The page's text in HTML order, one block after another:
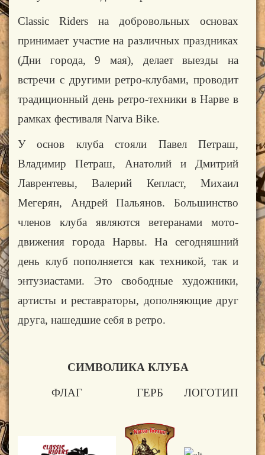
Classic Riders на добровольных основах
принимает участие на различных праздниках
(Дни города, 9 мая), делает выезды на
встречи c другими ретро-клубами, проводит
традиционный день ретро-техники в Нарве в
рамках фестиваля Narva Bike.
У основ клуба стояли Павел Петраш,
Владимир Петраш, Анатолий и Дмитрий
Лаврентевы, Валерий Кепласт, Михаил
Мегерян, Андрей Пальянов. Большинство
членов клуба являются ветеранами мото-
движения города Нарвы. На сегодняшний
день клуб пополняется как техникой, так и
энтузиастами. Это свободные художники,
артисты и реставраторы, дополняющие друг
друга, нашедшие себя в ретро.
СИМВОЛИКА КЛУБА
ФЛАГ ГЕРБ ЛОГОТИП